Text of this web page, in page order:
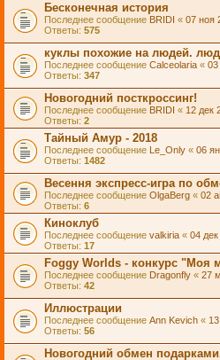
Бесконечная история
Последнее сообщение BRIDI « 07 ноя
Ответы: 575
куклы похожие на людей.
Последнее сообщение Calceolaria « 03
Ответы: 347
Новогодний посткроссинг!
Последнее сообщение BRIDI « 12 дек
Ответы: 2
Тайный Амур - 2018
Последнее сообщение Le_Only « 06
Ответы: 1482
Весення экспресс-игра по
Последнее сообщение OlgaBerg « 02
Ответы: 6
Киноклуб
Последнее сообщение valkiria « 04
Ответы: 17
Foggy Worlds - конкурс "Моя
Последнее сообщение Dragonfly « 27
Ответы: 42
Иллюстрации
Последнее сообщение Ann Kevich «
Ответы: 56
Новогодний обмен